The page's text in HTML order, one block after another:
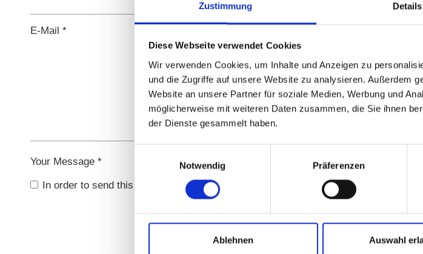
Zustimmung Details
Diese Webseite verwendet Cookies
Wir verwenden Cookies, um Inhalte und Anzeigen zu
und die Zugriffe auf unsere Website zu analysieren. Außerdem
Website an unsere Partner für soziale Medien, Werbung und
möglicherweise mit weiteren Daten zusammen, die Sie ihnen
der Dienste gesammelt haben.
Notwendig
Präferenzen
Ablehnen Auswahl
E-Mail *
Your Message *
In order to send this form, you have to confirm our privacy policy.